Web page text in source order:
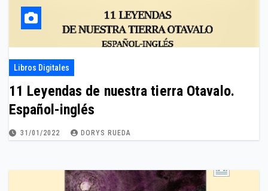
Libros Digitales
11 Leyendas de nuestra tierra Otavalo.
Español-inglés
31/01/2022 DORYS RUEDA